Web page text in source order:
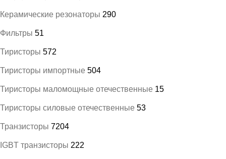
Керамические резонаторы 290
Фильтры 51
Тиристоры 572
Тиристоры импортные 504
Тиристоры маломощные отечественные 15
Тиристоры силовые отечественные 53
Транзисторы 7204
IGBT транзисторы 222